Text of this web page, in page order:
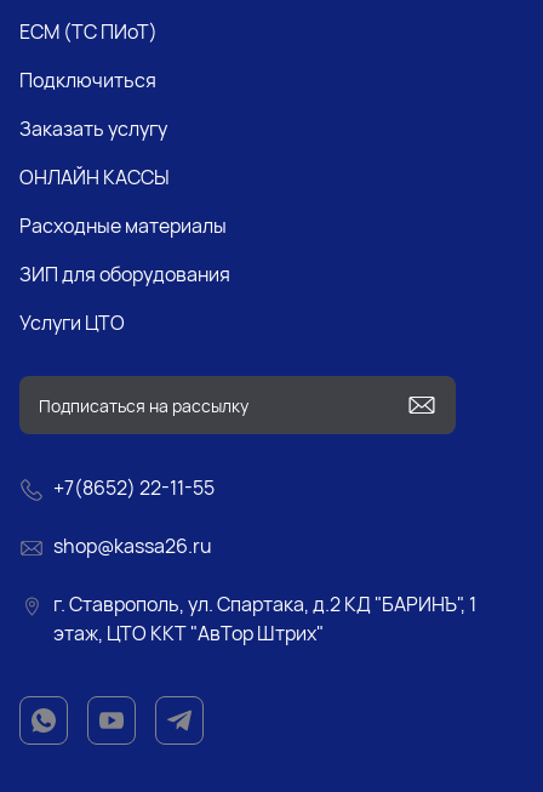
ЕСМ (ТС ПИоТ)
Подключиться
Заказать услугу
ОНЛАЙН КАССЫ
Расходные материалы
ЗИП для оборудования
Услуги ЦТО
+7(8652) 22-11-55
shop@kassa26.ru
г. Ставрополь, ул. Спартака, д.2 КД "БАРИНЪ", 1
этаж, ЦТО ККТ "АвТор Штрих"